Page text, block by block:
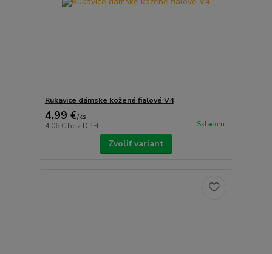
Rukavice dámske kožené fialové V4
4,99 €/ks
4,06 € bez DPH Skladom
Zvoliť variant